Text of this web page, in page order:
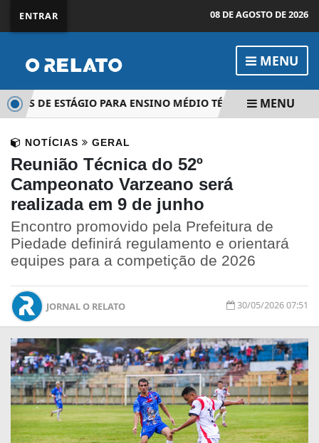
ENTRAR 08 DE AGOSTO DE 2026
MENU
DE ESTÁGIO PARA ENSINO MÉDIO TÉCNICO IGREJA
MENU
NOTÍCIAS GERAL
Reunião Técnica do 52º
Campeonato Varzeano será
realizada em 9 de junho
Encontro promovido pela Prefeitura de
Piedade definirá regulamento e orientará
equipes para a competição de 2026
JORNAL O RELATO 30/05/2026 07:51